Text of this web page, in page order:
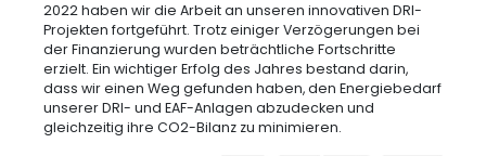
2022 haben wir die Arbeit an unseren innovativen DRI-
Projekten fortgeführt. Trotz einiger Verzögerungen bei
der Finanzierung wurden beträchtliche Fortschritte
erzielt. Ein wichtiger Erfolg des Jahres bestand darin,
dass wir einen Weg gefunden haben, den Energiebedarf
unserer DRI- und EAF-Anlagen abzudecken und
gleichzeitig ihre CO2-Bilanz zu minimieren.